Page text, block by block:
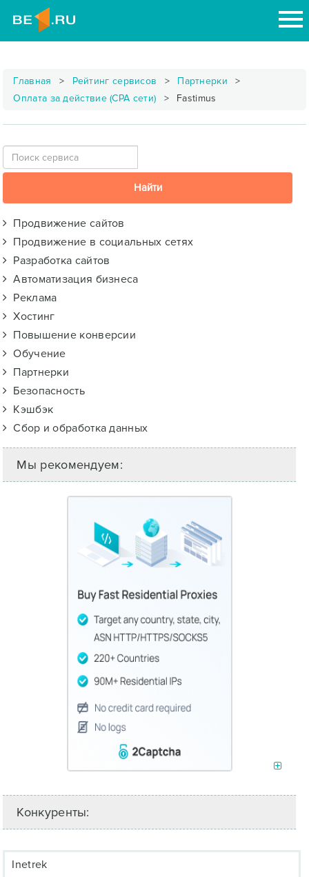
Главная Рейтинг сервисов
Партнерки
Оплата за действие (CPA сети)
Fastimus
Продвижение сайтов
Продвижение в социальных сетях
Разработка сайтов
Автоматизация бизнеса
Реклама
Хостинг
Повышение конверсии
Обучение
Партнерки
Безопасность
Кэшбэк
Сбор и обработка данных
Мы рекомендуем:
Конкуренты:
Inetrek